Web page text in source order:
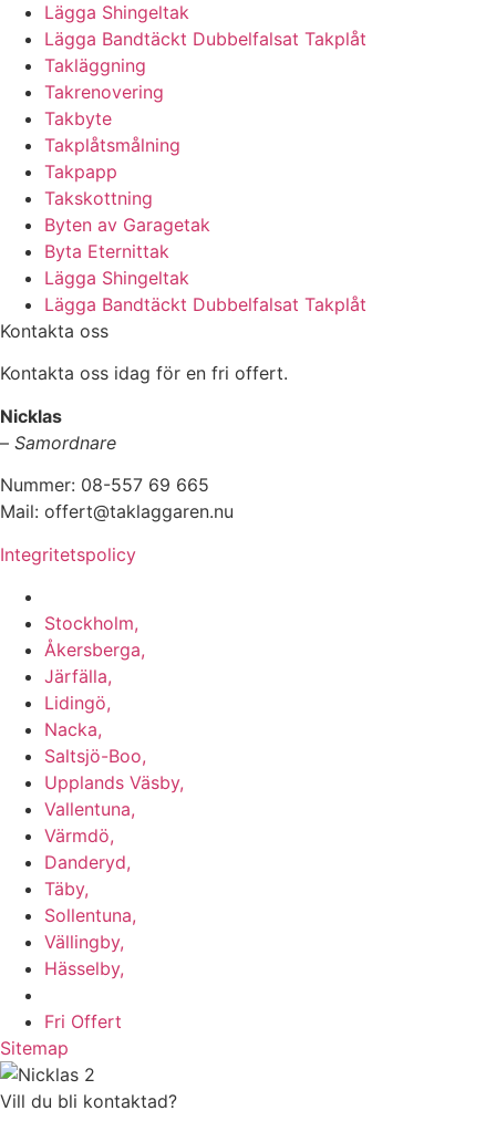
Lägga Shingeltak
Lägga Bandtäckt Dubbelfalsat Takplåt
Takläggning
Takrenovering
Takbyte
Takplåtsmålning
Takpapp
Takskottning
Byten av Garagetak
Byta Eternittak
Lägga Shingeltak
Lägga Bandtäckt Dubbelfalsat Takplåt
Kontakta oss
Kontakta oss idag för en fri offert.
Nicklas
– Samordnare
Nummer: 08-557 69 665
Mail: offert@taklaggaren.nu
Integritetspolicy
Stockholm,
Åkersberga,
Järfälla,
Lidingö,
Nacka,
Saltsjö-Boo,
Upplands Väsby,
Vallentuna,
Värmdö,
Danderyd,
Täby,
Sollentuna,
Vällingby,
Hässelby,
Fri Offert
Sitemap
Vill du bli kontaktad?